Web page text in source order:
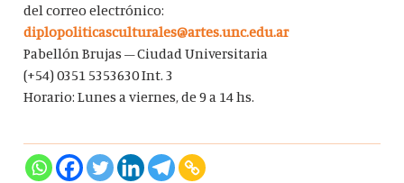
del correo electrónico:
diplopoliticasculturales@artes.unc.edu.ar
Pabellón Brujas – Ciudad Universitaria
(+54) 0351 5353630 Int. 3
Horario: Lunes a viernes, de 9 a 14 hs.